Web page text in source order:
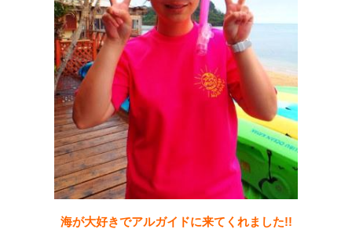
海が大好きでアルガイドに来てくれました!!